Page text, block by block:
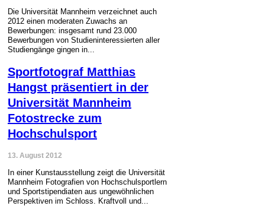
Die Universität Mannheim verzeichnet auch
2012 einen moderaten Zuwachs an
Bewerbungen: insgesamt rund 23.000
Bewerbungen von Studieninteressierten aller
Studiengänge gingen in...
Sportfotograf Matthias
Hangst präsentiert in der
Universität Mannheim
Fotostrecke zum
Hochschulsport
13. August 2012
In einer Kunstausstellung zeigt die Universität
Mannheim Fotografien von Hochschulsportlern
und Sportstipendiaten aus ungewöhnlichen
Perspektiven im Schloss. Kraftvoll und...